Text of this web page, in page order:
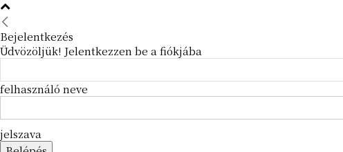
Bejelentkezés
Üdvözöljük! Jelentkezzen be a fiókjába
felhasználó neve
jelszava